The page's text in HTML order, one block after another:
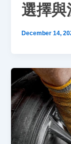
選擇與
December 14,